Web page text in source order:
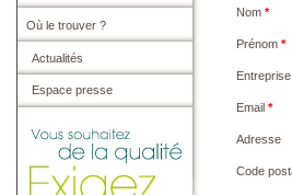
Où le trouver ?
Actualités
Espace presse
Nom *
Prénom *
Entreprise
Email *
Adresse
Code